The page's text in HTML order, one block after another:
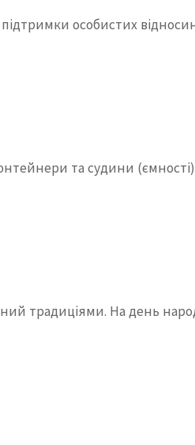
особистих
та судини
традиціями. На день